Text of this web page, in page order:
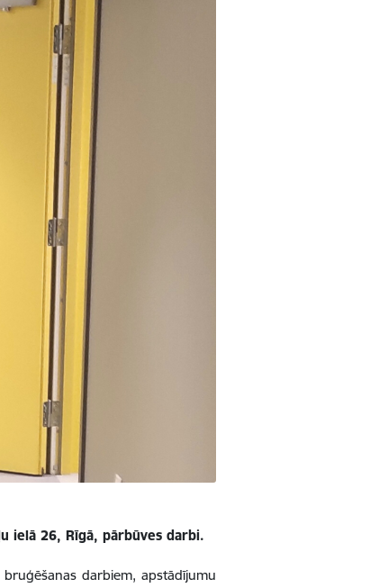
ielā 26, Rīgā, pārbūves darbi.
darbiem, apstādījumu